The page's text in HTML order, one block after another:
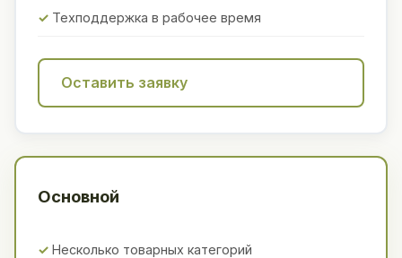
Техподдержка в рабочее время
Оставить заявку
Основной
Несколько товарных категорий